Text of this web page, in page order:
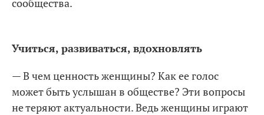
сообщества.
Учиться, развиваться, вдохновлять
— В чем ценность женщины? Как ее голос
может быть услышан в обществе? Эти вопросы
не теряют актуальности. Ведь женщины играют